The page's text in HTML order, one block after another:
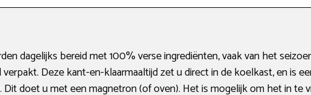
dagelijks bereid met 100% verse ingrediënten, vaak van het
Deze kant-en-klaarmaaltijd zet u direct in de koelkast, en is
doet u met een magnetron (of oven). Het is mogelijk om het in te